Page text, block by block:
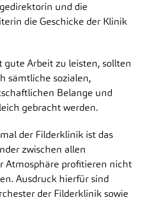
und die
die Geschicke der Klinik
Arbeit zu leisten, sollten
sämtliche sozialen,
Belange und
gebracht werden.
der Filderklinik ist das
zwischen allen
Atmosphäre profitieren nicht
Ausdruck hierfür sind
der Filderklinik sowie